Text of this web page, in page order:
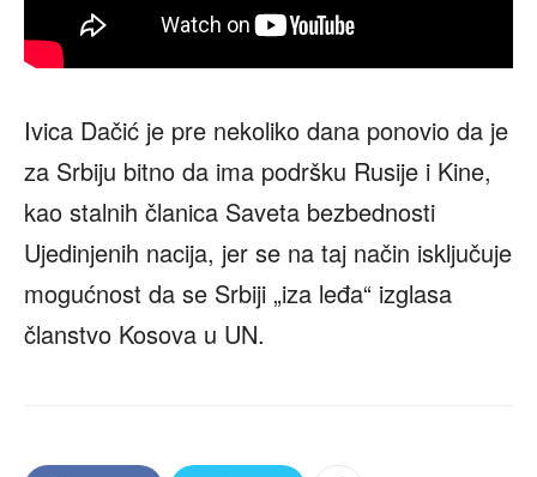
Ivica Dačić je pre nekoliko dana ponovio da je
za Srbiju bitno da ima podršku Rusije i Kine,
kao stalnih članica Saveta bezbednosti
Ujedinjenih nacija, jer se na taj način isključuje
mogućnost da se Srbiji „iza leđa“ izglasa
članstvo Kosova u UN.